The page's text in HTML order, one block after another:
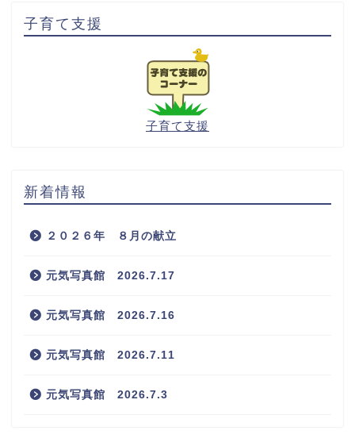
子育て支援
子育て支援
新着情報
２０２６年 ８月の献立
元気写真館 2026.7.17
元気写真館 2026.7.16
元気写真館 2026.7.11
元気写真館 2026.7.3